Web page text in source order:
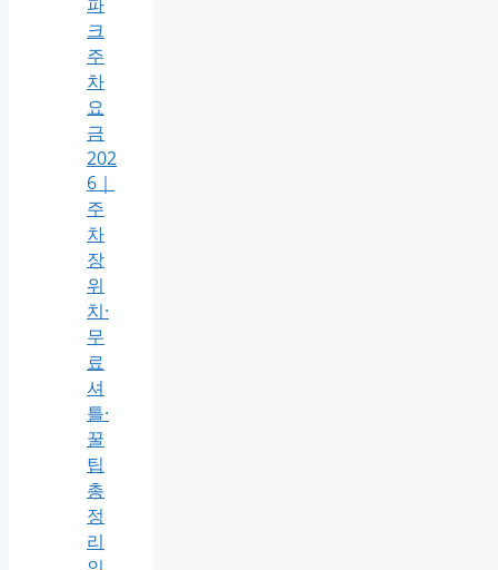
크
주
차
요
금
202
6｜
주
차
장
위
치·
무
료
셔
틀·
꿀
팁
총
정
리